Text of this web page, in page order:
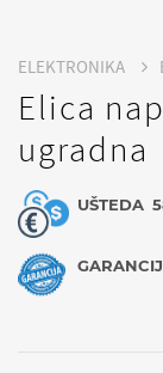
ELEKTRONIKA
Elica
ugradna
UŠTEDA